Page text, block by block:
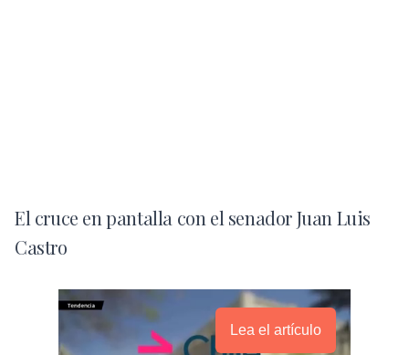
El cruce en pantalla con el senador Juan Luis
Castro
Lea el artículo